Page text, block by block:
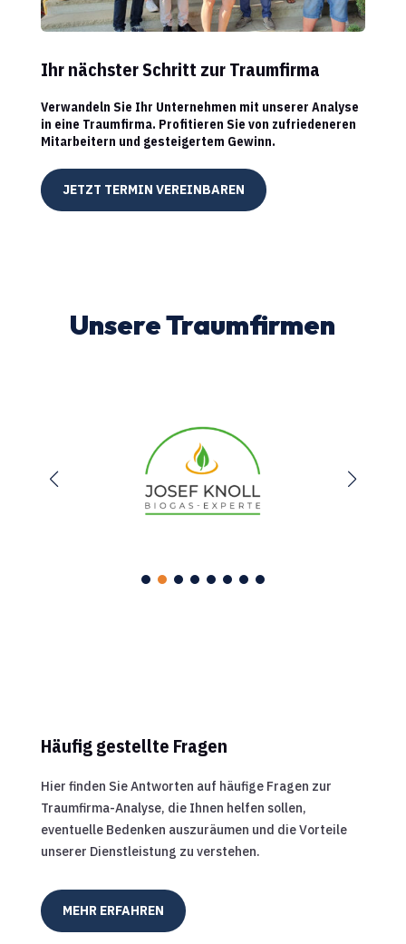
Ihr nächster Schritt zur Traumfirma
Verwandeln Sie Ihr Unternehmen mit unserer Analyse
in eine Traumfirma. Profitieren Sie von zufriedeneren
Mitarbeitern und gesteigertem Gewinn.
JETZT TERMIN VEREINBAREN
Unsere Traumfirmen
Häufig gestellte Fragen
Hier finden Sie Antworten auf häufige Fragen zur
Traumfirma-Analyse, die Ihnen helfen sollen,
eventuelle Bedenken auszuräumen und die Vorteile
unserer Dienstleistung zu verstehen.
MEHR ERFAHREN